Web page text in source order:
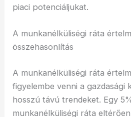
piaci potenciáljukat.
A munkanélküliségi ráta
összehasonlítás
A munkanélküliségi ráta
figyelembe venni a gazdasági
hosszú távú trendeket. Egy
munkanélküliségi ráta